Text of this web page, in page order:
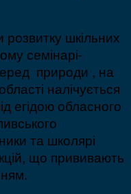
шкільних
семінарі-
природи , на
налічується
егідою обласного
та школярі
що прививають